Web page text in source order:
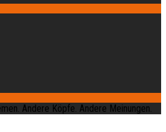
Andere Köpfe. Andere Meinungen.